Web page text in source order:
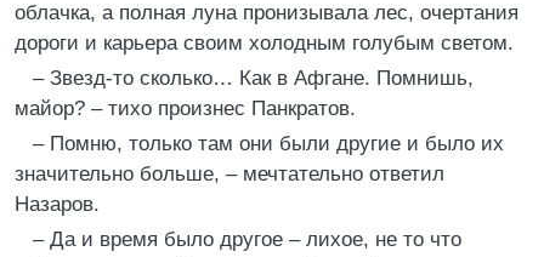
облачка, а полная луна пронизывала лес, очертания
дороги и карьера своим холодным голубым светом.
– Звезд-то сколько… Как в Афгане. Помнишь,
майор? – тихо произнес Панкратов.
– Помню, только там они были другие и было их
значительно больше, – мечтательно ответил
Назаров.
– Да и время было другое – лихое, не то что